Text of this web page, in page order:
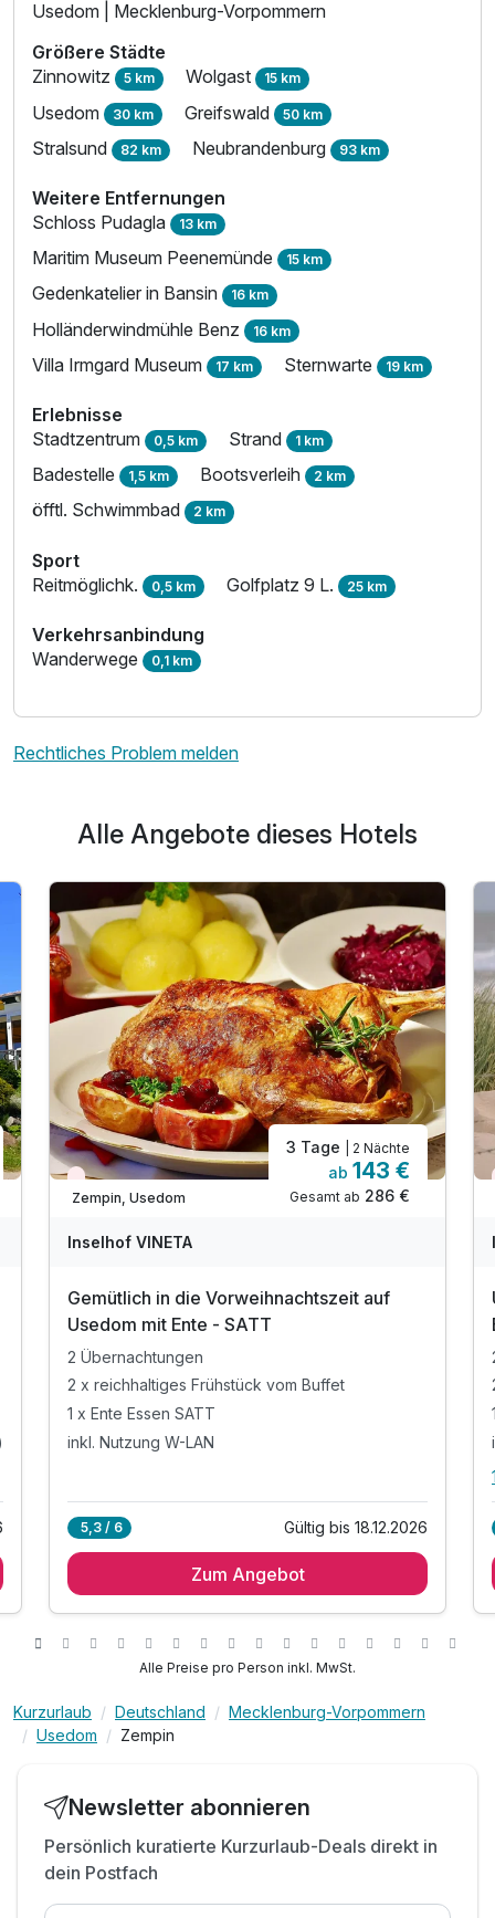
2 Erwachsene und 2 Kinder
Zusatznächte
Familienzimmer Premium
2 Erwachsene und 2 Kinder
Ausstattung
Für 4 Tage
Juniorsuite/n
2 Erwachsene und 1 Kind
Usedom | Mecklenburg-Vorpommern
Größere Städte
Zinnowitz 5 km Wolgast 15 km
Usedom 30 km Greifswald 50 km
Stralsund 82 km Neubrandenburg 93 km
Weitere Entfernungen
Schloss Pudagla 13 km
Maritim Museum Peenemünde 15 km
Gedenkatelier in Bansin 16 km
Holländerwindmühle Benz 16 km
Villa Irmgard Museum 17 km Sternwarte 19 km
Erlebnisse
Stadtzentrum 0,5 km Strand 1 km
Badestelle 1,5 km Bootsverleih 2 km
öfftl. Schwimmbad 2 km
Sport
Reitmöglichk. 0,5 km Golfplatz 9 L. 25 km
Verkehrsanbindung
Wanderwege 0,1 km
Rechtliches Problem melden
Alle Angebote dieses Hotels
Wieder frei ab November
Zempin, Usedom
3 Tage | 2 Nächte
ab 143 €
Gesamt ab 286 €
Inselhof VINETA
Gemütlich in die Vorweihnachtszeit auf
Usedom mit Ente - SATT
2 Übernachtungen
2 x reichhaltiges Frühstück vom Buffet
1 x Ente Essen SATT
inkl. Nutzung W-LAN
5,3 / 6 Gültig bis 18.12.2026
Zum Angebot
Alle Preise pro Person inkl. MwSt.
Kurzurlaub Deutschland
Mecklenburg-Vorpommern
Usedom
Zempin
Newsletter abonnieren
Persönlich kuratierte Kurzurlaub-Deals direkt in
dein Postfach